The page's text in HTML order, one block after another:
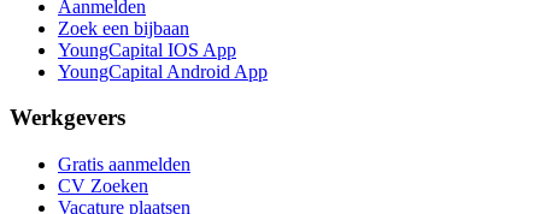
Aanmelden
Zoek een bijbaan
YoungCapital IOS App
YoungCapital Android App
Werkgevers
Gratis aanmelden
CV Zoeken
Vacature plaatsen